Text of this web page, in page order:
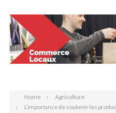
Home
Agriculture
L’importance de soutenir les